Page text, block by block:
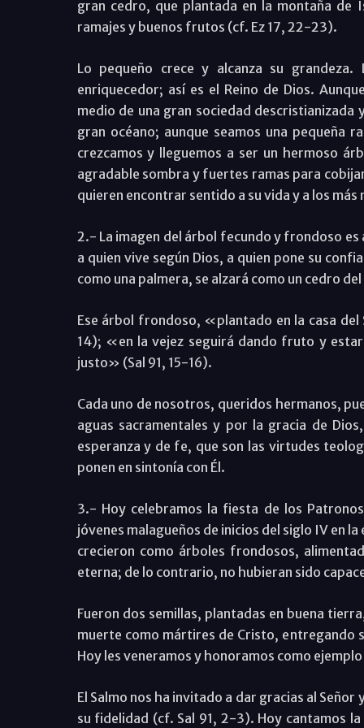
gran cedro, que plantada en la montaña de
ramajes y buenos frutos (cf. Ez 17, 22-23).
Lo pequeño crece y alcanza su
enriquecedor; así es el Reino de Dios.
medio de una gran sociedad descristianizada
gran océano; aunque seamos una pequeña
crezcamos y lleguemos a ser un hermoso
agradable sombra y fuertes ramas para
quieren encontrar sentido a su vida y a los más
2.- La imagen del árbol fecundo y frondoso
a quien vive según Dios, a quien pone su
como una palmera, se alzará como un cedro
Ese árbol frondoso, «plantado en la casa
14); «en la vejez seguirá dando fruto y
justo» (Sal 91, 15-16).
Cada uno de nosotros, queridos hermanos,
aguas sacramentales y por la gracia de
esperanza y de fe, que son las virtudes
ponen en sintonía con Él.
3.- Hoy celebramos la fiesta de los
jóvenes malagueños de inicios del siglo IV en
crecieron como árboles frondosos,
eterna; de lo contrario, no hubieran sido
Fueron dos semillas, plantadas en buena
muerte como mártires de Cristo, entregando
Hoy les veneramos y honoramos como
El Salmo nos ha invitado a dar gracias al
su fidelidad (cf. Sal 91, 2-3). Hoy cantamos